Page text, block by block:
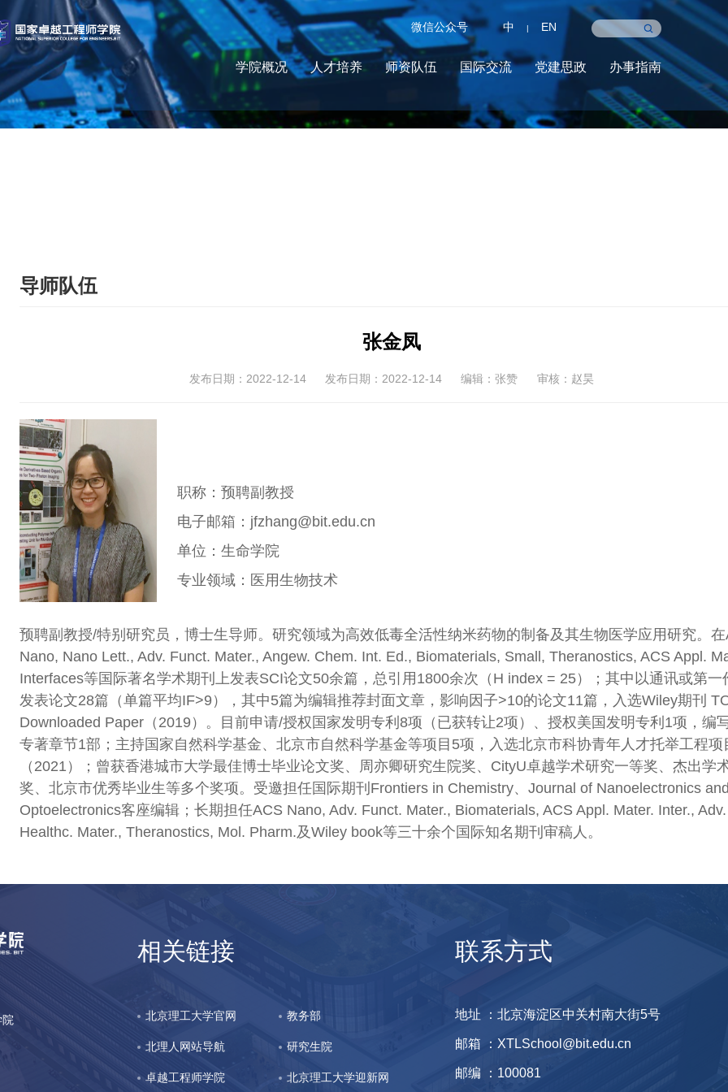
学院概况 人才培养 师资队伍 国际交流 党建思政 办事指南
微信公众号 中 | EN
导师队伍
张金凤
发布日期：2022-12-14 发布日期：2022-12-14 编辑：张赞 审核：赵昊
职称：预聘副教授
电子邮箱：jfzhang@bit.edu.cn
单位：生命学院
专业领域：医用生物技术
预聘副教授/特别研究员，博士生导师。研究领域为高效低毒全活性纳米药物的制备及其生物医学应用研究。
Nano, Nano Lett., Adv. Funct. Mater., Angew. Chem. Int. Ed., Biomaterials, Small, Theranostics, ACS Appl.
Interfaces等国际著名学术期刊上发表SCI论文50余篇，总引用1800余次（H index = 25）；其中以通讯或第一
发表论文28篇（单篇平均IF>9），其中5篇为编辑推荐封面文章，影响因子>10的论文11篇，入选Wiley期刊
Downloaded Paper（2019）。目前申请/授权国家发明专利8项（已获转让2项）、授权美国发明专利1项，编
专著章节1部；主持国家自然科学基金、北京市自然科学基金等项目5项，入选北京市科协青年人才托举工程项
（2021）；曾获香港城市大学最佳博士毕业论文奖、周亦卿研究生院奖、CityU卓越学术研究一等奖、杰出学
奖、北京市优秀毕业生等多个奖项。受邀担任国际期刊Frontiers in Chemistry、Journal of Nanoelectronics
Optoelectronics客座编辑；长期担任ACS Nano, Adv. Funct. Mater., Biomaterials, ACS Appl. Mater. Inter., Adv.
Healthc. Mater., Theranostics, Mol. Pharm.及Wiley book等三十余个国际知名期刊审稿人。
院
相关链接
北京理工大学官网 教务部
北理人网站导航 研究生院
卓越工程师学院 北京理工大学迎新网
联系方式
地址 ：北京海淀区中关村南大街5号
邮箱 ：XTLSchool@bit.edu.cn
邮编 ：100081